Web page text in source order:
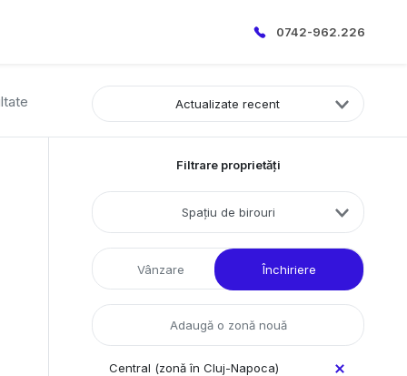
0742-962.226
Actualizate recent
Filtrare proprietăți
Spațiu de birouri
Vânzare Închiriere
Central (zonă în Cluj-Napoca)